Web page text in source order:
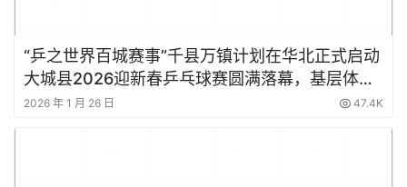
“乒之世界百城赛事”千县万镇计划在华北正式启动
大城县2026迎新春乒乓球赛圆满落幕，基层体育
发展注入新动力
2026 年 1 月 26 日 47.4K